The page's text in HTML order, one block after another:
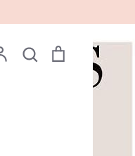
Cuenta Buscar Carrito